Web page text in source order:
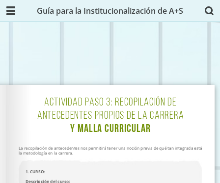
Guía para la Institucionalización de A+S